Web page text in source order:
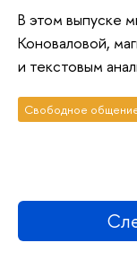
В этом выпуске
Коноваловой,
и текстовым
Свободное